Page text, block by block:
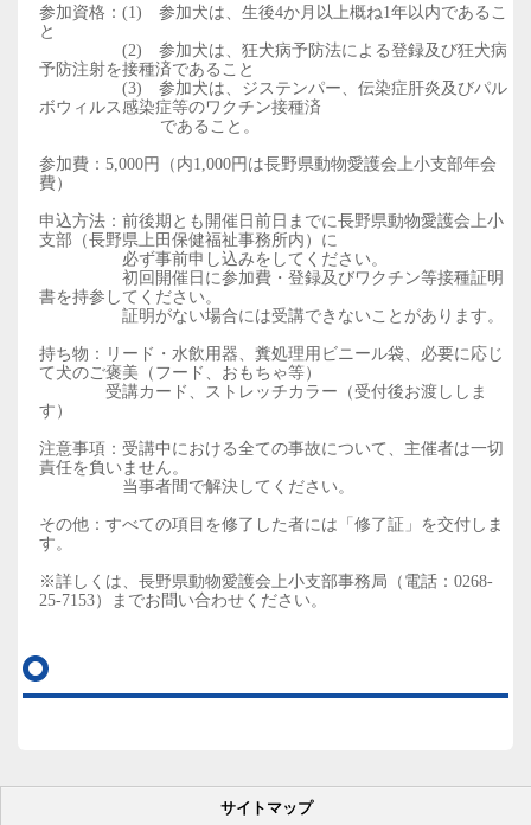
参加資格：(1) 参加犬は、生後4か月以上概ね1年以内であるこ
と
(2) 参加犬は、狂犬病予防法による登録及び狂犬病
予防注射を接種済であること
(3) 参加犬は、ジステンパー、伝染症肝炎及びパル
ボウィルス感染症等のワクチン接種済
であること。
参加費：5,000円（内1,000円は長野県動物愛護会上小支部年会
費）
申込方法：前後期とも開催日前日までに長野県動物愛護会上小
支部（長野県上田保健福祉事務所内）に
必ず事前申し込みをしてください。
初回開催日に参加費・登録及びワクチン等接種証明
書を持参してください。
証明がない場合には受講できないことがあります。
持ち物：リード・水飲用器、糞処理用ビニール袋、必要に応じ
て犬のご褒美（フード、おもちゃ等）
受講カード、ストレッチカラー（受付後お渡ししま
す）
注意事項：受講中における全ての事故について、主催者は一切
責任を負いません。
当事者間で解決してください。
その他：すべての項目を修了した者には「修了証」を交付しま
す。
※詳しくは、長野県動物愛護会上小支部事務局（電話：0268-
25-7153）までお問い合わせください。
サイトマップ